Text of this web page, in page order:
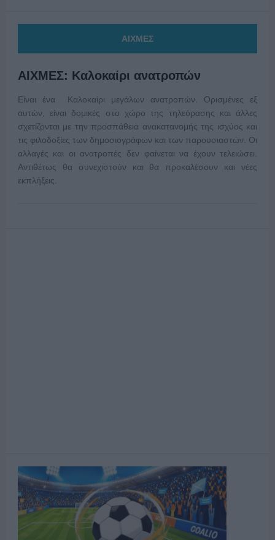
ΑΙΧΜΕΣ
ΑΙΧΜΕΣ: Καλοκαίρι ανατροπών
Είναι ένα Καλοκαίρι μεγάλων ανατροπών. Ορισμένες εξ
αυτών, είναι δομικές στο χώρο της τηλεόρασης και άλλες
σχετίζονται με την προσπάθεια ανακατανομής της ισχύος και
τις φιλοδοξίες των δημοσιογράφων και των παρουσιαστών. Οι
αλλαγές και οι ανατροπές δεν φαίνεται να έχουν τελειώσει.
Αντιθέτως θα συνεχιστούν και θα προκαλέσουν και νέες
εκπλήξεις.